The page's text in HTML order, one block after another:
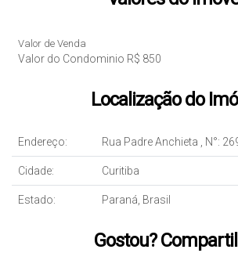
Valor de Venda
Valor do Condominio R$ 850
Localização do
Endereço: Rua Padre Anchieta , N°:
Cidade: Curitiba
Estado: Paraná, Brasil
Gostou?